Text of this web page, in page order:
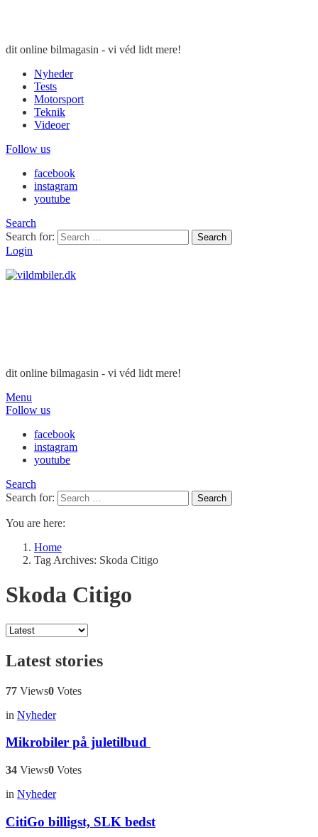
dit online bilmagasin - vi véd lidt mere!
Nyheder
Tests
Motorsport
Teknik
Videoer
Follow us
facebook
instagram
youtube
Search
Search for:
Search
Login
dit online bilmagasin - vi véd lidt mere!
Menu
Follow us
facebook
instagram
youtube
Search
Search for:
Search
You are here:
Home
Tag Archives: Skoda Citigo
Skoda Citigo
Latest stories
77 Views0 Votes
in Nyheder
Mikrobiler på juletilbud
34 Views0 Votes
in Nyheder
CitiGo billigst, SLK bedst